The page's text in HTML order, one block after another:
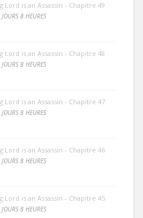
Lord is an Assassin - Chapitre 49
8 HEURES
Lord is an Assassin - Chapitre 48
8 HEURES
Lord is an Assassin - Chapitre 47
8 HEURES
Lord is an Assassin - Chapitre 46
8 HEURES
Lord is an Assassin - Chapitre 45
8 HEURES